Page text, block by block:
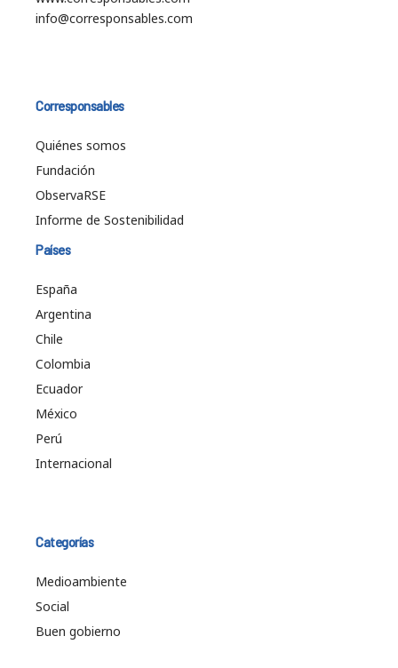
info@corresponsables.com
Corresponsables
Quiénes somos
Fundación
ObservaRSE
Informe de Sostenibilidad
Países
España
Argentina
Chile
Colombia
Ecuador
México
Perú
Internacional
Categorías
Medioambiente
Social
Buen gobierno